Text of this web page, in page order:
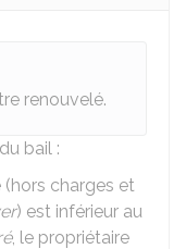
renouvelé.
bail :
charges et
) est inférieur au
, le propriétaire